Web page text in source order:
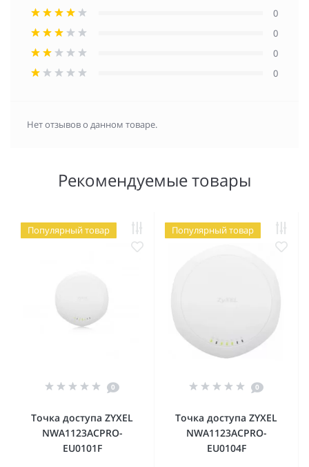
0
0
0
0
Нет отзывов о данном товаре.
Рекомендуемые товары
Популярный товар
0
Точка доступа ZYXEL
NWA1123ACPRO-
EU0101F
Популярный товар
0
Точка доступа ZYXEL
NWA1123ACPRO-
EU0104F